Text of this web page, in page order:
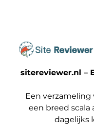
sitereviewer.nl –
Een
een breed
dagelijks